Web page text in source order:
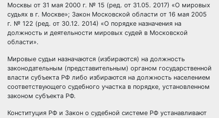
Москвы от 31 мая 2000 г. № 15 (ред. от 31.05. 2017) «О мировых
судьях в г. Москве»; Закон Московской области от 16 мая 2005
г. № 122 (ред. от 30.12. 2014) «О порядке назначения на
должность и деятельности мировых судей в Московской
области».
Мировые судьи назначаются (избираются) на должность
законодательным (представительным) органом государственной
власти субъекта РФ либо избираются на должность населением
соответствующего судебного участка в порядке, установленном
законом субъекта РФ.
Конституция РФ и Закон о судебной системе РФ устанавливают